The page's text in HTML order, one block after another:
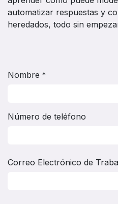
Nombre *
Número de teléfono
Correo Electrónico de
automatizar respuestas y
heredados, todo sin